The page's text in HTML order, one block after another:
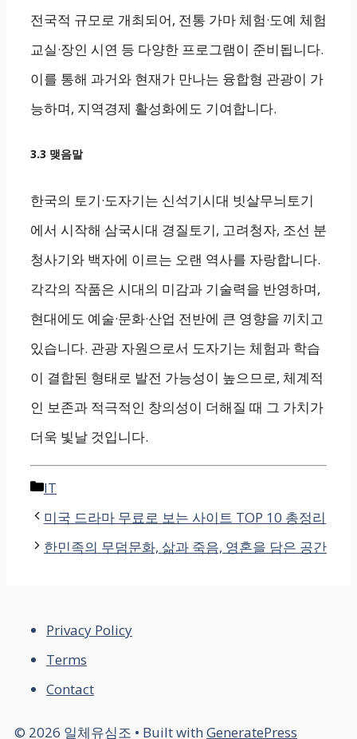
전국적 규모로 개최되어, 전통 가마 체험·도예 체험
교실·장인 시연 등 다양한 프로그램이 준비됩니다.
이를 통해 과거와 현재가 만나는 융합형 관광이 가
능하며, 지역경제 활성화에도 기여합니다.
3.3 맺음말
한국의 토기·도자기는 신석기시대 빗살무늬토기
에서 시작해 삼국시대 경질토기, 고려청자, 조선 분
청사기와 백자에 이르는 오랜 역사를 자랑합니다.
각각의 작품은 시대의 미감과 기술력을 반영하며,
현대에도 예술·문화·산업 전반에 큰 영향을 끼치고
있습니다. 관광 자원으로서 도자기는 체험과 학습
이 결합된 형태로 발전 가능성이 높으므로, 체계적
인 보존과 적극적인 창의성이 더해질 때 그 가치가
더욱 빛날 것입니다.
Categories
IT
미국 드라마 무료로 보는 사이트 TOP 10 총정리
한민족의 무덤문화, 삶과 죽음, 영혼을 담은 공간
Privacy Policy
Terms
Contact
© 2026 일체유심조 • Built with GeneratePress